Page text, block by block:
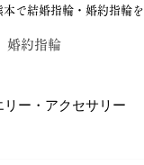
本で結婚指輪・婚約指輪
婚約指輪
リー・アクセサリー